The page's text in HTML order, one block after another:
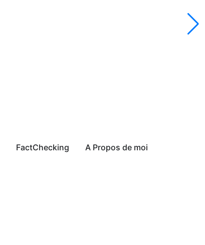
FactChecking A Propos de moi